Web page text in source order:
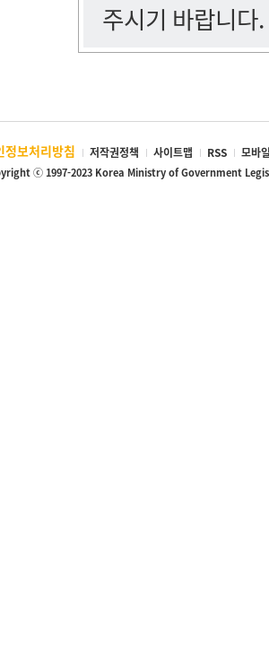
주시기 바랍니다.
정보처리방침 저작권정책 사이트맵 RSS 모바
ⓒ 1997-2023 Korea Ministry of Government